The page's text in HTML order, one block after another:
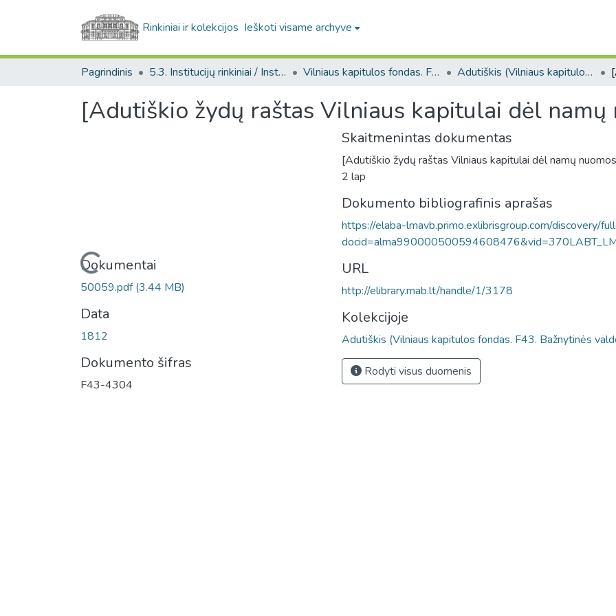
Rinkiniai ir kolekcijos Ieškoti visame archyve
Pagrindinis 5.3. Institucijų rinkiniai / Institutional collections Vilniaus kapitulos fondas. F43 Adutiškis (Vilniaus kapitulos fondas. F43. Bažnytinės valdos)
[Adutiškio žydų raštas Vilniaus kapitulai dėl namų
Įkeliama...
Dokumentai
50059.pdf(3.44 MB)
Data
1812
Dokumento šifras
F43-4304
Skaitmenintas dokumentas
[Adutiškio žydų raštas Vilniaus kapitulai dėl namų
2 lap
Dokumento bibliografinis aprašas
https://elaba-lmavb.primo.exlibrisgroup.com/discovery/
URL
http://elibrary.mab.lt/handle/1/3178
Kolekcijoje
Adutiškis (Vilniaus kapitulos fondas. F43. Bažnytinės
Rodyti visus duomenis